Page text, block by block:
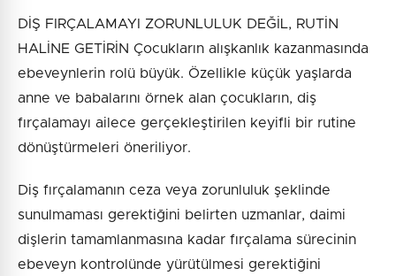
DİŞ FIRÇALAMAYI ZORUNLULUK DEĞİL, RUTİN
HALİNE GETİRİN Çocukların alışkanlık kazanmasında
ebeveynlerin rolü büyük. Özellikle küçük yaşlarda
anne ve babalarını örnek alan çocukların, diş
fırçalamayı ailece gerçekleştirilen keyifli bir rutine
dönüştürmeleri öneriliyor.
Diş fırçalamanın ceza veya zorunluluk şeklinde
sunulmaması gerektiğini belirten uzmanlar, daimi
dişlerin tamamlanmasına kadar fırçalama sürecinin
ebeveyn kontrolünde yürütülmesi gerektiğini